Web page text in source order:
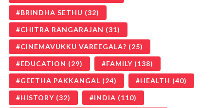
BRINDHA SETHU (32)
CHITRA RANGARAJAN (31)
CINEMAVUKKU VAREEGALA? (25)
EDUCATION (29) FAMILY (138)
GEETHA PAKKANGAL (24) HEALTH (40)
HISTORY (32) INDIA (110)